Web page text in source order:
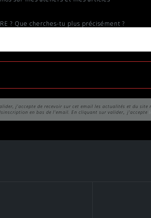
? Que cherches-tu plus précisément ?
j'accepte de recevoir sur cet email les actualités et du
en bas de l'email. En cliquant sur valider ,j'accepte